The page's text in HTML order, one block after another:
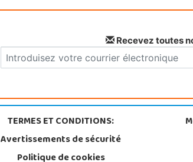
Recevez toutes
TERMES ET CONDITIONS:
Avertissements de sécurité
Politique de cookies